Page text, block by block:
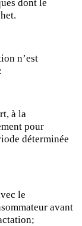
dont le
n’est
à la
pour
déterminée
le
avant